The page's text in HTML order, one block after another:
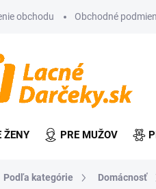
obchodu Obchodné
ŽENY PRE MUŽOV
Podľa kategórie Domácnosť